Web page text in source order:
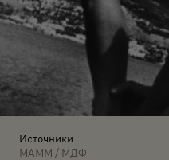
Источники:
МАММ / МДФ